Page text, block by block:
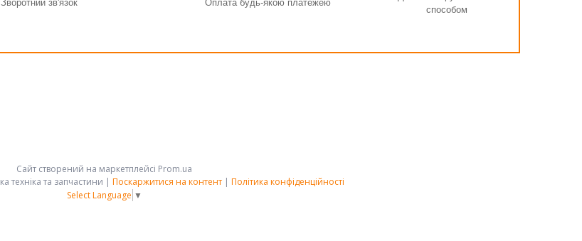
Зворотний зв'язок Оплата будь-якою платежею
способом
Сайт створений на маркетплейсі Prom.ua
АРК-ГРУПП - сільськогосподарська техніка та запчастини | Поскаржитися на контент | Політика конфіденційності
Select Language ▼